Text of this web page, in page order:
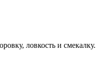
ловкость и смекалку.